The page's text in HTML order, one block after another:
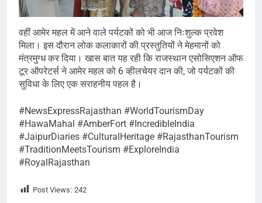
वहीं आमेर महल में आने वाले पर्यटकों को भी आज निःशुल्क प्रवेश
मिला। इस दौरान लोक कलाकारों की प्रस्तुतियों ने मेहमानों को
मंत्रमुग्ध कर दिया। खास बात यह रही कि राजस्थान एसोसिएशन ऑफ
टूर ऑपरेटर्स ने आमेर महल को 6 व्हीलचेयर दान की, जो पर्यटकों की
सुविधा के लिए एक सराहनीय पहल है।
#NewsExpressRajasthan #WorldTourismDay
#HawaMahal #AmberFort #IncredibleIndia
#JaipurDiaries #CulturalHeritage #RajasthanTourism
#TraditionMeetsTourism #ExploreIndia
#RoyalRajasthan
Post Views: 242